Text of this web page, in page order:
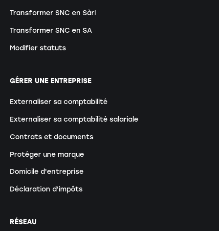
Transformer SNC en Sàrl
Transformer SNC en SA
Modifier statuts
GÉRER UNE ENTREPRISE
Externaliser sa comptabilité
Externaliser sa comptabilité salariale
Contrats et documents
Protéger une marque
Domicile d'entreprise
Déclaration d'impôts
RÉSEAU